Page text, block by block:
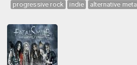
progressive rock indie alternative metal